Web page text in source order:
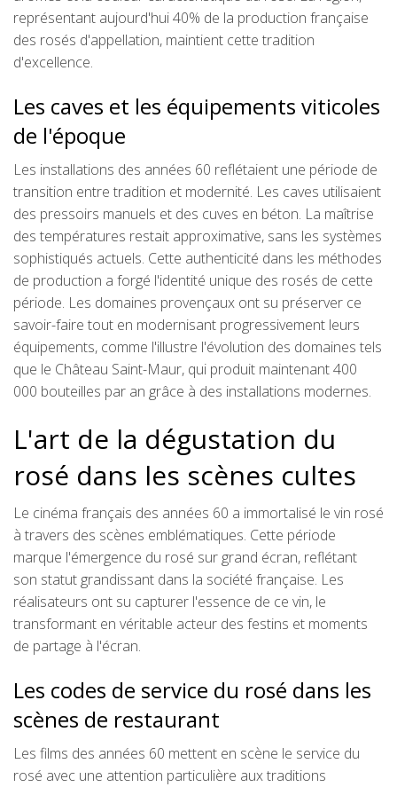
représentant aujourd'hui 40% de la production française
des rosés d'appellation, maintient cette tradition
d'excellence.
Les caves et les équipements viticoles
de l'époque
Les installations des années 60 reflétaient une période de
transition entre tradition et modernité. Les caves utilisaient
des pressoirs manuels et des cuves en béton. La maîtrise
des températures restait approximative, sans les systèmes
sophistiqués actuels. Cette authenticité dans les méthodes
de production a forgé l'identité unique des rosés de cette
période. Les domaines provençaux ont su préserver ce
savoir-faire tout en modernisant progressivement leurs
équipements, comme l'illustre l'évolution des domaines tels
que le Château Saint-Maur, qui produit maintenant 400
000 bouteilles par an grâce à des installations modernes.
L'art de la dégustation du
rosé dans les scènes cultes
Le cinéma français des années 60 a immortalisé le vin rosé
à travers des scènes emblématiques. Cette période
marque l'émergence du rosé sur grand écran, reflétant
son statut grandissant dans la société française. Les
réalisateurs ont su capturer l'essence de ce vin, le
transformant en véritable acteur des festins et moments
de partage à l'écran.
Les codes de service du rosé dans les
scènes de restaurant
Les films des années 60 mettent en scène le service du
rosé avec une attention particulière aux traditions